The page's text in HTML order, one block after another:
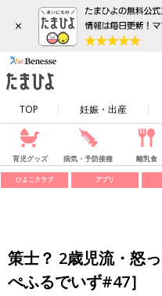
×
TOP 妊娠・出産
育児グッズ 病気・予防接種 離乳食
ひよこクラブ アプリ
策士？ 2歳児流・怒
ぺふるでいず#47］